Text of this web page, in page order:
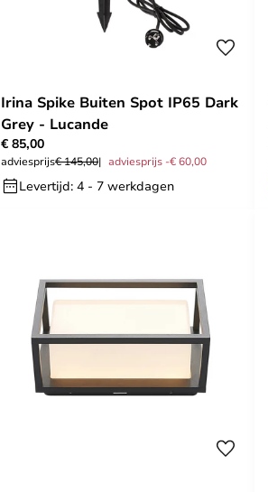
Irina Spike Buiten Spot IP65 Dark
Grey - Lucande
€ 85,00
adviesprijs€ 145,00 adviesprijs -€ 60,00
Levertijd: 4 - 7 werkdagen